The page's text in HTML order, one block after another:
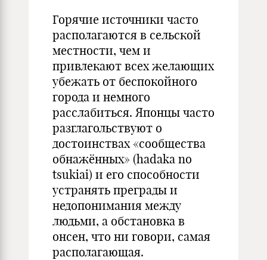
Горячие источники часто
располагаются в сельской
местности, чем и
привлекают всех желающих
убежать от беспокойного
города и немного
расслабиться. Японцы часто
разглагольствуют о
достоинствах «сообщества
обнажённых» (hadaka no
tsukiai) и его способности
устранять преграды и
недопонимания между
людьми, а обстановка в
онсен, что ни говори, самая
располагающая.